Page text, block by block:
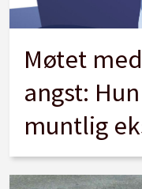
Møtet
angst:
muntlig